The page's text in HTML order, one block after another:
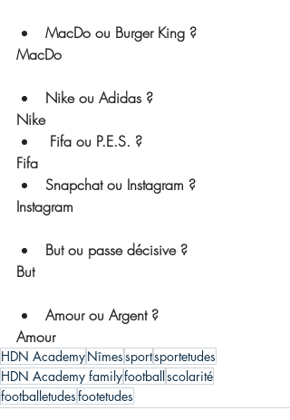
MacDo ou Burger King ?
MacDo
Nike ou Adidas ?
Nike
Fifa ou P.E.S. ?
Fifa
Snapchat ou Instagram ?
Instagram
But ou passe décisive ?
But
Amour ou Argent ?
Amour
HDN AcademyNîmessportsportetudes
HDN Academy familyfootballscolarité
footballetudesfootetudes